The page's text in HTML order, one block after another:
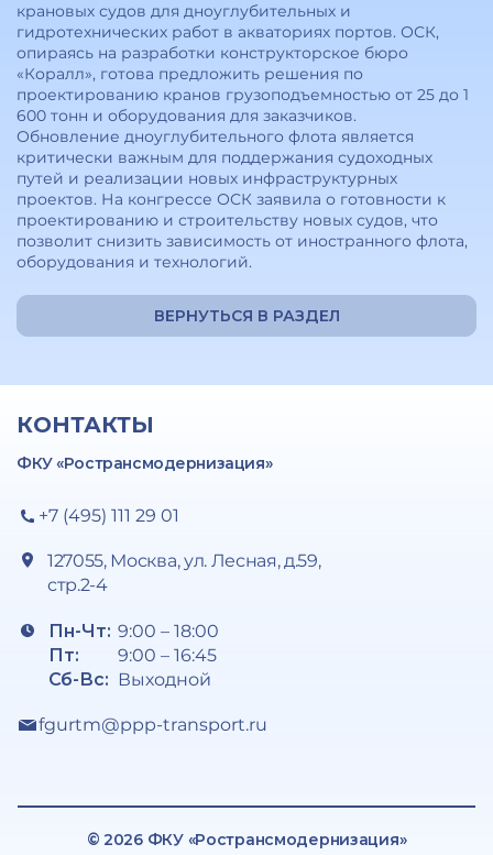
крановых судов для дноуглубительных и
гидротехнических работ в акваториях портов. ОСК,
опираясь на разработки конструкторское бюро
«Коралл», готова предложить решения по
проектированию кранов грузоподъемностью от 25 до 1
600 тонн и оборудования для заказчиков.
Обновление дноуглубительного флота является
критически важным для поддержания судоходных
путей и реализации новых инфраструктурных
проектов. На конгрессе ОСК заявила о готовности к
проектированию и строительству новых судов, что
позволит снизить зависимость от иностранного флота,
оборудования и технологий.
ВЕРНУТЬСЯ В РАЗДЕЛ
КОНТАКТЫ
ФКУ «Ространсмодернизация»
+7 (495) 111 29 01
127055, Москва, ул. Лесная, д.59,
стр.2-4
Пн-Чт:
Пт:
Сб-Вс:
9:00 – 18:00
9:00 – 16:45
Выходной
fgurtm@ppp-transport.ru
© 2026 ФКУ «Ространсмодернизация»